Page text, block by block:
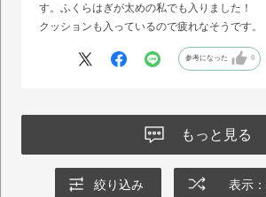
す。ふくらはぎが太めの私でも入りました！
クッションも入っているので疲れなそうです。
参考になった 0
もっと見る
絞り込み 表示